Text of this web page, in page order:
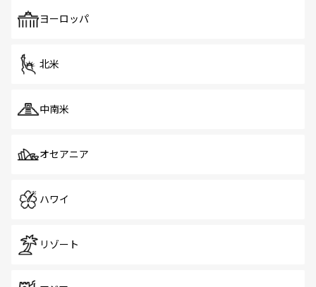
で、ホーカーズは地元の風情を楽しめる外せないスポット
ヨーロッパ
北米
中南米
オセアニア
ハワイ
リゾート